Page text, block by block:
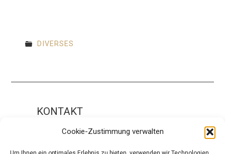
Cookie-Zustimmung verwalten
DIVERSES
KONTAKT
Impressum